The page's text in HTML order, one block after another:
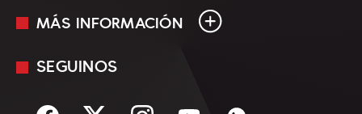
En Vivo
MÁS INFORMACIÓN
Mediakit
Términos y condiciones
SEGUINOS